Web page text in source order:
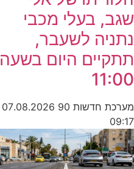
שגב, בעלי מכבי
נתניה לשעבר,
תתקיים היום בשעה
11:00
מערכת חדשות 90
07.08.2026
09:17